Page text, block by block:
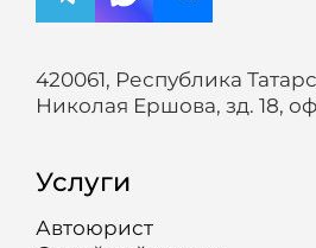
420061, Республика
Николая Ершова, зд. 18,
Услуги
Автоюрист